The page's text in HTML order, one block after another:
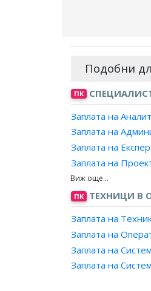
Подобни
ПК
Заплата на
Заплата на
Заплата на
Заплата на
Заплата на
ПК ТЕХНИЦИ В
Заплата на
Заплата на
Заплата на
Заплата на